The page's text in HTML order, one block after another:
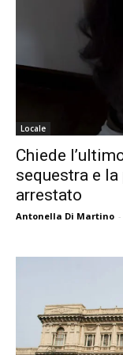
Locale
Chiede
sequestra e
arrestato
Antonella Di Martino -